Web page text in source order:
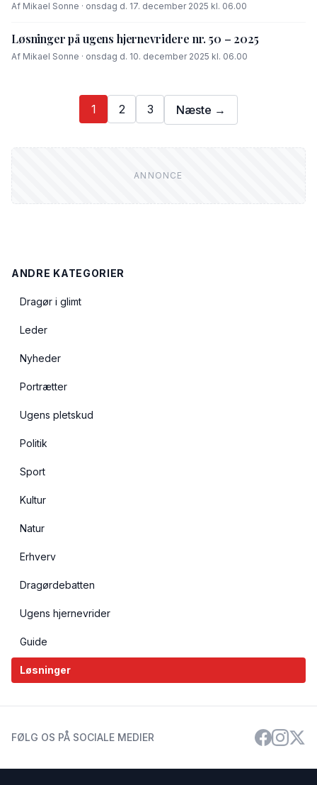
Af Mikael Sonne · onsdag d. 17. december 2025 kl. 06.00
Løsninger på ugens hjernevridere nr. 50 – 2025
Af Mikael Sonne · onsdag d. 10. december 2025 kl. 06.00
1 2 3 Næste →
ANDRE KATEGORIER
Dragør i glimt
Leder
Nyheder
Portrætter
Ugens pletskud
Politik
Sport
Kultur
Natur
Erhverv
Dragørdebatten
Ugens hjernevrider
Guide
Løsninger
FØLG OS PÅ SOCIALE MEDIER